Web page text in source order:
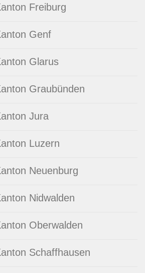
Freiburg
Genf
Glarus
Graubünden
Jura
Luzern
Neuenburg
Nidwalden
Oberwalden
Schaffhausen